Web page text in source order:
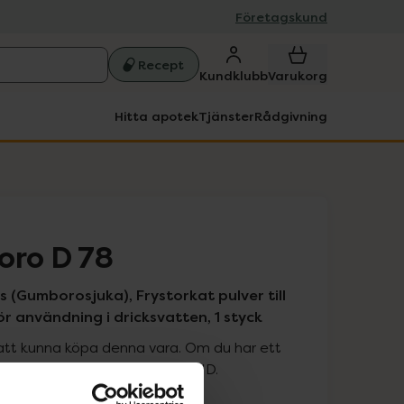
Företagskund
Recept
KundklubbVarukorg
Hitta apotekTjänsterRådgivning
D 78
Frystorkat pulver till
användning i dricksvatten, 1 styck
kunna köpa denna vara. Om du har ett
att logga in med ditt bank-ID.